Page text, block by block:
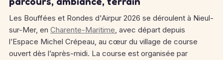
Les Bouffées et Rondes d'Airpur 2026 se déroulent à Nieul-
sur-Mer, en Charente-Maritime, avec départ depuis
l’Espace Michel Crépeau, au cœur du village de course
ouvert dès l’après-midi. La course est organisée par